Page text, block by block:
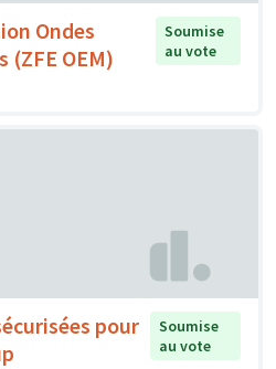
Ondes
(ZFE OEM)
Soumise
au vote
pour
Soumise
au vote